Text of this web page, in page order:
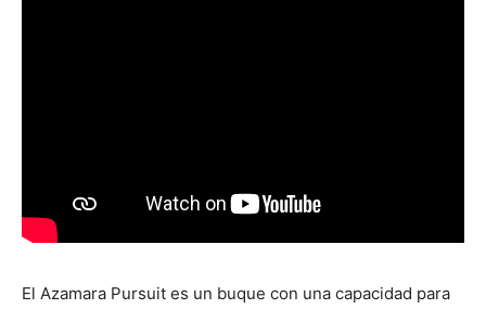
El Azamara Pursuit es un buque con una capacidad para